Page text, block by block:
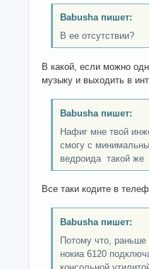
Babusha пишет:
В ее отсутствии?
В какой, если можно
музыку и выходить в
Babusha пишет:
Нафиг мне твой
смогу с
ведроида такой же
Все таки кодите в
Babusha пишет:
Потому что,
нокиа 6120